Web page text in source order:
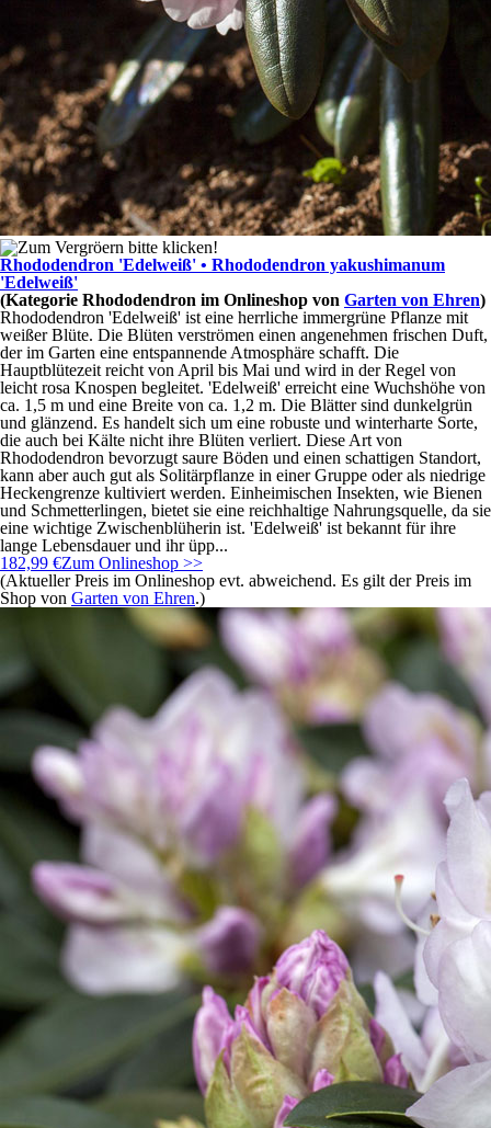
Rhododendron 'Edelweiß' • Rhododendron yakushimanum
'Edelweiß'
(Kategorie Rhododendron im Onlineshop von Garten von Ehren)
Rhododendron 'Edelweiß' ist eine herrliche immergrüne Pflanze mit
weißer Blüte. Die Blüten verströmen einen angenehmen frischen Duft,
der im Garten eine entspannende Atmosphäre schafft. Die
Hauptblütezeit reicht von April bis Mai und wird in der Regel von
leicht rosa Knospen begleitet. 'Edelweiß' erreicht eine Wuchshöhe von
ca. 1,5 m und eine Breite von ca. 1,2 m. Die Blätter sind dunkelgrün
und glänzend. Es handelt sich um eine robuste und winterharte Sorte,
die auch bei Kälte nicht ihre Blüten verliert. Diese Art von
Rhododendron bevorzugt saure Böden und einen schattigen Standort,
kann aber auch gut als Solitärpflanze in einer Gruppe oder als niedrige
Heckengrenze kultiviert werden. Einheimischen Insekten, wie Bienen
und Schmetterlingen, bietet sie eine reichhaltige Nahrungsquelle, da sie
eine wichtige Zwischenblüherin ist. 'Edelweiß' ist bekannt für ihre
lange Lebensdauer und ihr üpp...
182,99 €Zum Onlineshop >>
(Aktueller Preis im Onlineshop evt. abweichend. Es gilt der Preis im
Shop von Garten von Ehren.)